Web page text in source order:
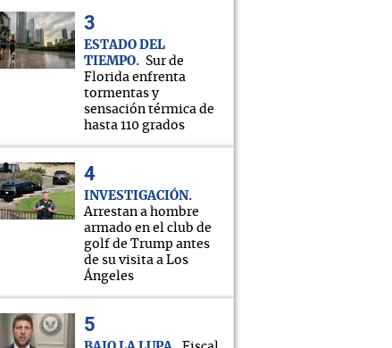
ESTADO DEL
TIEMPO
Sur de
Florida enfrenta
tormentas y
sensación térmica de
hasta 110 grados
INVESTIGACIÓN
Arrestan a hombre
armado en el club de
golf de Trump antes
de su visita a Los
Ángeles